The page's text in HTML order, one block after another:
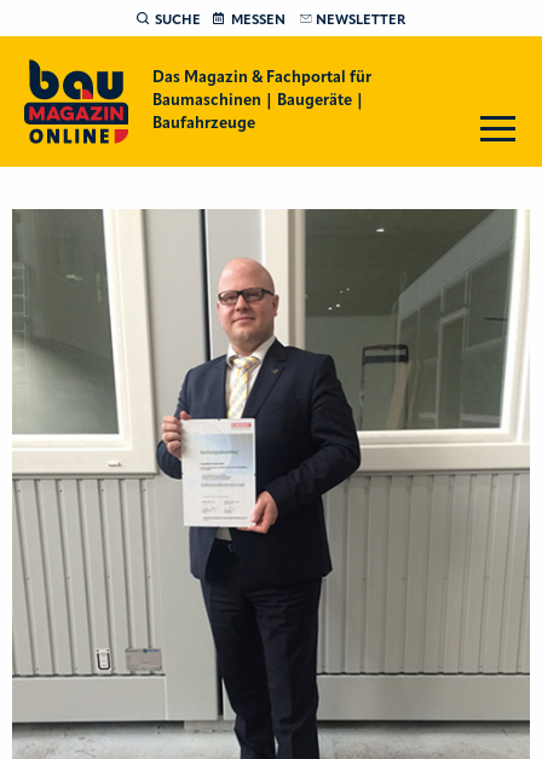
SUCHE MESSEN NEWSLETTER
Das Magazin & Fachportal für
Baumaschinen | Baugeräte |
Baufahrzeuge